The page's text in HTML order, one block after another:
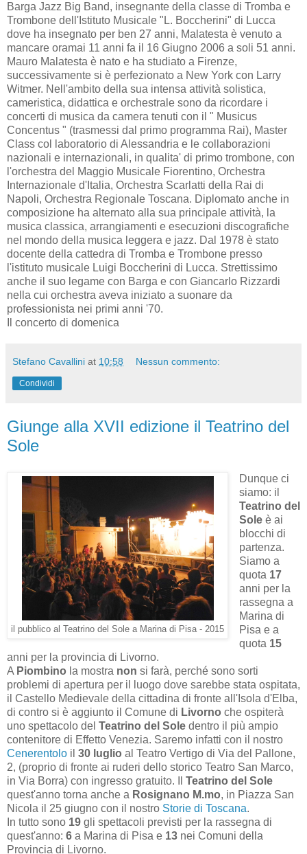
Barga Jazz Big Band, insegnante della classe di Tromba e
Trombone dell'Istituto Musicale "L. Boccherini" di Lucca
dove ha insegnato per ben 27 anni, Malatesta è venuto a
mancare oramai 11 anni fa il 16 Giugno 2006 a soli 51 anni.
Mauro Malatesta è nato e ha studiato a Firenze,
successivamente si è perfezionato a New York con Larry
Witmer. Nell'ambito della sua intensa attività solistica,
cameristica, didattica e orchestrale sono da ricordare i
concerti di musica da camera tenuti con il " Musicus
Concentus " (trasmessi dal primo programma Rai), Master
Class col laboratorio di Alessandria e le collaborazioni
nazionali e internazionali, in qualita' di primo trombone, con
l'orchestra del Maggio Musicale Fiorentino, Orchestra
Internazionale d'Italia, Orchestra Scarlatti della Rai di
Napoli, Orchestra Regionale Toscana. Diplomato anche in
composizione ha alternato alla sua principale attività, la
musica classica, arrangiamenti e esecuzioni discografiche
nel mondo della musica leggera e jazz. Dal 1978 è stato
docente della cattedra di Tromba e Trombone presso
l'istituto musicale Luigi Boccherini di Lucca. Strettissimo
anche il suo legame con Barga e con Giancarlo Rizzardi
nella cui orchestra aveva iniziato a suonare da
professionista nei primi anni '70.
Il concerto di domenica
Stefano Cavallini at 10:58 Nessun commento:
Condividi
Giunge alla XVII edizione il Teatrino del
Sole
il pubblico al Teatrino del Sole a Marina di Pisa - 2015
Dunque ci
siamo: il
Teatrino del
Soleè ai
blocchi di
partenza.
Siamo a
quota 17
anni per la
rassegna a
Marina di
Pisa e a
quota 15
anni per la provincia di Livorno.
A Piombino la mostra non si farà, perché sono sorti
problemi di apertura per il luogo dove sarebbe stata ospitata,
il Castello Medievale della cittadina di fronte all'Isola d'Elba,
di contro si è aggiunto il Comune di Livorno che ospiterà
uno spettacolo del Teatrino del Sole dentro il più ampio
contenitore di Effetto Venezia. Saremo infatti con il nostro
Cenerentolo il 30 luglio al Teatro Vertigo di Via del Pallone,
2, (proprio di fronte ai ruderi dello storico Teatro San Marco,
in Via Borra) con ingresso gratuito. Il Teatrino del Sole
quest'anno torna anche a Rosignano M.mo, in Piazza San
Nicola il 25 giugno con il nostro Storie di Toscana.
In tutto sono 19 gli spettacoli previsti per la rassegna di
quest'anno: 6 a Marina di Pisa e 13 nei Comuni della
Provincia di Livorno.